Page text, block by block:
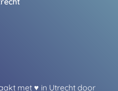
met ♥ in Utrecht door